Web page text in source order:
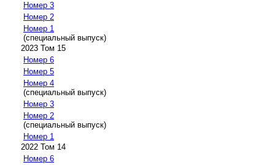
Номер 3
Номер 2
Номер 1
(специальный выпуск)
2023 Том 15
Номер 6
Номер 5
Номер 4
(специальный выпуск)
Номер 3
Номер 2
(специальный выпуск)
Номер 1
2022 Том 14
Номер 6